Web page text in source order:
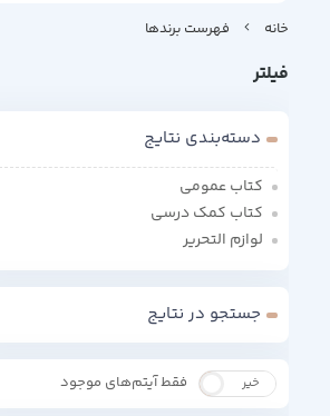
خانه فهرست برندها
فیلتر
دسته‌بندی نتایج
کتاب عمومی
کتاب کمک درسی
لوازم التحریر
جستجو در نتایج
بله خیر فقط آیتم‌های موجود